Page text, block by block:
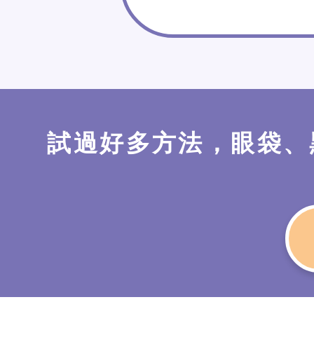
試過好多方法，眼袋